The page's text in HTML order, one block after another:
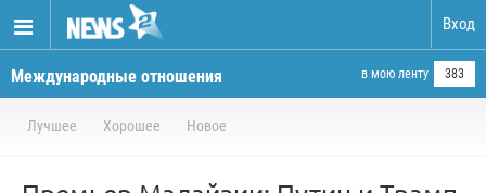
Вход
Международные отношения в мою ленту 383
Лучшее Хорошее Новое